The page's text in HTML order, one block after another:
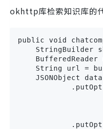
okhttp库检索知识库的
public void
StringBuilder
BufferedReader
String url =
JSONObject